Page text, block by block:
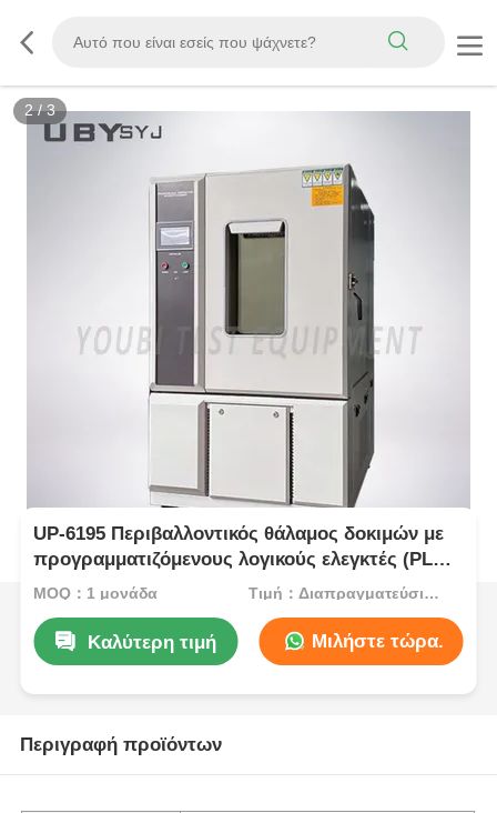
3/3
UP-6195 Περιβαλλοντικός θάλαμος δοκιμών με
προγραμματιζόμενους λογικούς ελεγκτές (PLC)
και διεπαφή με οθόνη αφής σε ανοξείδωτο
MOQ：1 μονάδα Τιμή：Διαπραγματεύσιμος
Καλύτερη τιμή Μιλήστε τώρα.
Περιγραφή προϊόντων